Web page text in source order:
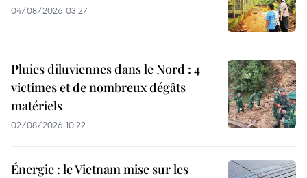
04/08/2026 03:27
Pluies diluviennes dans le Nord : 4
victimes et de nombreux dégâts
matériels
02/08/2026 10:22
Énergie : le Vietnam mise sur les